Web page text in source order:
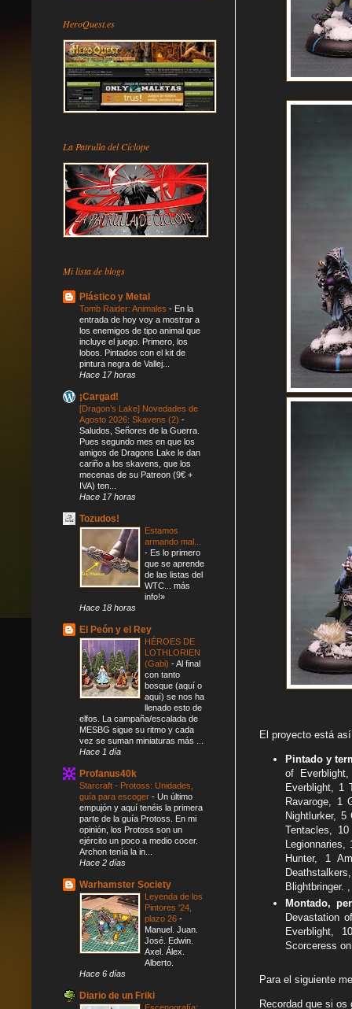
El proyecto está
Pintado y
of
Everblight, 1
Ravaroge, 1
Nightlurker,
Tentacles,
Hunter, 1
Blightbringer.
Montado,
Devastation
Everblight,
Scorceress
Para el siguiente
Recordad que si
HeroQuest.es
La Patrulla del Cíclope
Mi lista de blogs
Plástico y Metal
Tomb Raider: Animales - En la
entrada de hoy voy a mostrar a
los enemigos de tipo animal que
incluye el juego. Primero, los
lobos. Pintados con el kit de
pintura negra de Vallej...
Hace 17 horas
¡Cargad!
[Dragon’s Lake] Novedades de
Agosto 2026: Skavens (2) -
Saludos, Señores de la Guerra.
Pues segundo mes en que los
amigos de Dragons Lake le dan
cariño a los skavens, que los
mecenas de su Patreon (9€ +
IVA) ten...
Hace 17 horas
Tozudos!
Estamos
armando mal...
- Es lo primero
que se aprende
de las listas del
WTC... más
info!»
Hace 18 horas
El Peón y el Rey
HÉROES DE
LOTHLORIEN
(Gabi) -Al final
con tanto
bosque (aquí o
aquí) se nos ha
llenado esto de
elfos. La campaña/escalada de
MESBG sigue su ritmo y cada
vez se suman miniaturas más ...
Hace 1 día
Profanus40k
Starcraft - Protoss: Unidades,
guía para escoger - Un último
empujón y aquí tenéis la primera
parte de la guía Protoss. En mi
opinión, los Protoss son un
ejército un poco a medio cocer.
Archon tenía la in...
Hace 2 días
Warhamster Society
Leyenda de los
Pintores '24,
plazo 26 -
Manuel. Juan.
José. Edwin.
Axel. Álex.
Alberto.
Hace 6 días
Diario de un Friki